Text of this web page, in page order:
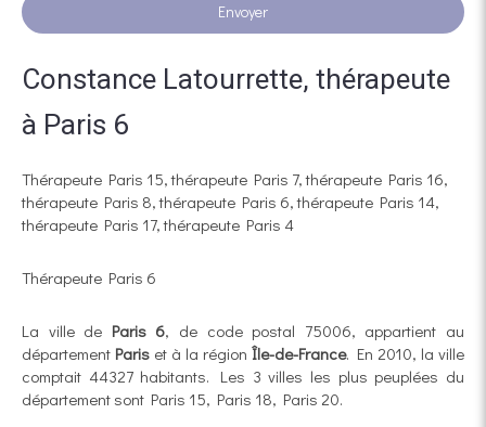
Envoyer
Constance Latourrette, thérapeute
à Paris 6
Thérapeute Paris 15,thérapeute Paris 7,thérapeute Paris 16,
thérapeute Paris 8,thérapeute Paris 6,thérapeute Paris 14,
thérapeute Paris 17,thérapeute Paris 4
Thérapeute Paris 6
La ville de Paris 6, de code postal 75006, appartient au
département Paris et à la région Île-de-France. En 2010, la ville
comptait 44327 habitants. Les 3 villes les plus peuplées du
département sont Paris 15, Paris 18, Paris 20.